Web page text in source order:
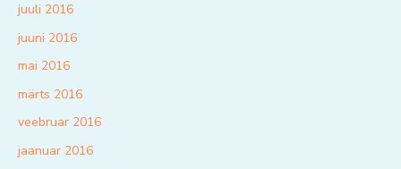
juuli 2016
juuni 2016
mai 2016
märts 2016
veebruar 2016
jaanuar 2016